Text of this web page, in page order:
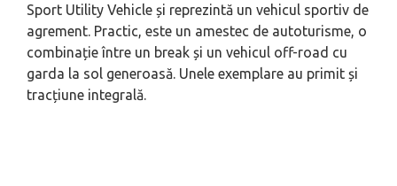
Sport Utility Vehicle și reprezintă un vehicul sportiv de
agrement. Practic, este un amestec de autoturisme, o
combinație între un break și un vehicul off-road cu
garda la sol generoasă. Unele exemplare au primit și
tracțiune integrală.